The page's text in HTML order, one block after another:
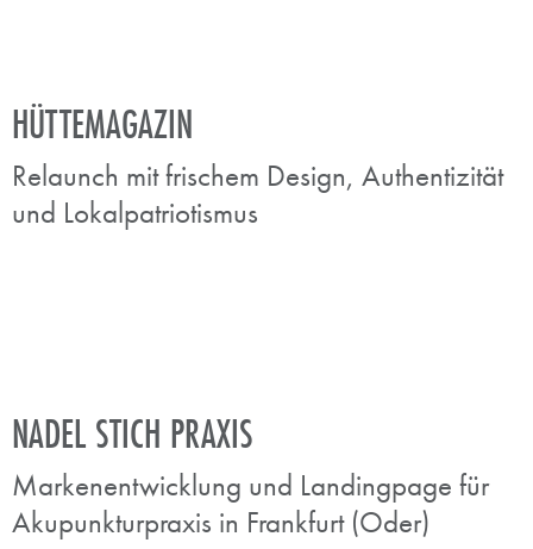
HÜTTEMAGAZIN
Relaunch mit frischem Design, Authentizität
und Lokalpatriotismus
NADEL STICH PRAXIS
Markenentwicklung und Landingpage für
Akupunkturpraxis in Frankfurt (Oder)